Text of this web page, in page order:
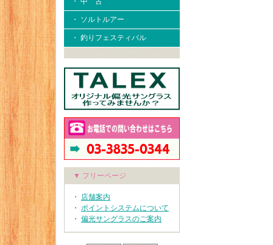
・ ソルトルアー
・ 釣りフェスティバル
▼ フリーページ
・ 店舗案内
・ ポイントシステムについて
・ 偏光サングラスのご案内